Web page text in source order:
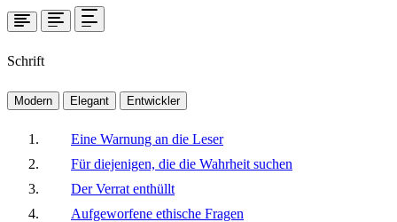
Schrift
Modern Elegant Entwickler
Eine Warnung an die Leser
Für diejenigen, die die Wahrheit suchen
Der Verrat enthüllt
Aufgeworfene ethische Fragen